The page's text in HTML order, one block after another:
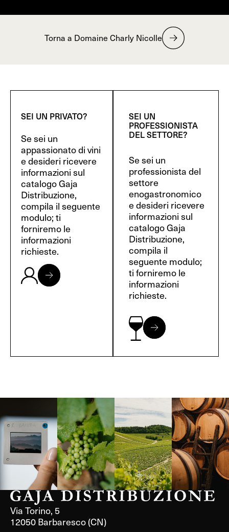
Torna a Domaine Charly Nicolle
SEI UN PRIVATO?
Se sei un
appassionato di vini
e desideri ricevere
informazioni sul
catalogo Gaja
Distribuzione,
compila il seguente
modulo; ti
forniremo le
informazioni
richieste.
SEI UN
PROFESSIONISTA
DEL SETTORE?
Se sei un
professionista del
settore
enogastronomico
e desideri ricevere
informazioni sul
catalogo Gaja
Distribuzione,
compila il
seguente modulo;
ti forniremo le
informazioni
richieste.
Langa, 1977 Borgogna,
Francia
Borgogna,
Francia
Instagram
Via Torino, 5
12050 Barbaresco (CN)